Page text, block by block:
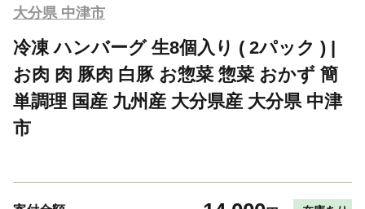
大分県 中津市
冷凍 ハンバーグ 生8個入り ( 2パック ) |
お肉 肉 豚肉 白豚 お惣菜 惣菜 おかず 簡
単調理 国産 九州産 大分県産 大分県 中津
市